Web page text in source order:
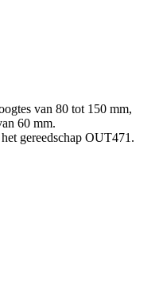
van 80 tot 150 mm,
60 mm.
gereedschap OUT471.